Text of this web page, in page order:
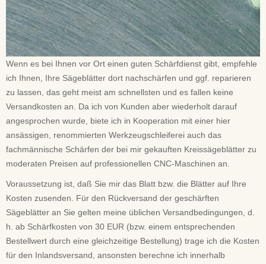
Wenn es bei Ihnen vor Ort einen guten Schärfdienst gibt, empfehle
ich Ihnen, Ihre Sägeblätter dort nachschärfen und ggf. reparieren
zu lassen, das geht meist am schnellsten und es fallen keine
Versandkosten an. Da ich von Kunden aber wiederholt darauf
angesprochen wurde, biete ich in Kooperation mit einer hier
ansässigen, renommierten Werkzeugschleiferei auch das
fachmännische Schärfen der bei mir gekauften Kreissägeblätter zu
moderaten Preisen auf professionellen CNC-Maschinen an.
Voraussetzung ist, daß Sie mir das Blatt bzw. die Blätter auf Ihre
Kosten zusenden. Für den Rückversand der geschärften
Sägeblätter an Sie gelten meine üblichen Versandbedingungen, d.
h. ab Schärfkosten von 30 EUR (bzw. einem entsprechenden
Bestellwert durch eine gleichzeitige Bestellung) trage ich die Kosten
für den Inlandsversand, ansonsten berechne ich innerhalb